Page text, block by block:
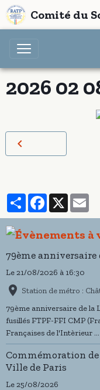
Comité du
2026 02
PartagerFacebook
X
79ème
Le 21/08/2026 à 16:30
Station de métro :
79ème anniversaire de la
fusillés FTPF-FFI CMP
Françaises de l'Intèrieur ...
Commémoration
Ville de Paris
Le 25/08/2026